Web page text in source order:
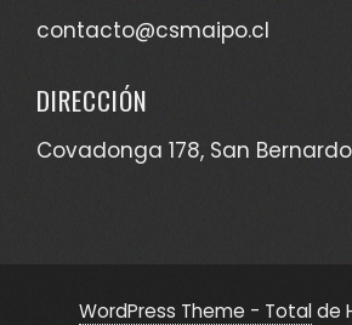
contacto@csmaipo.cl
DIRECCIÓN
Covadonga 178, San Bernardo
WordPress Theme - Totalde